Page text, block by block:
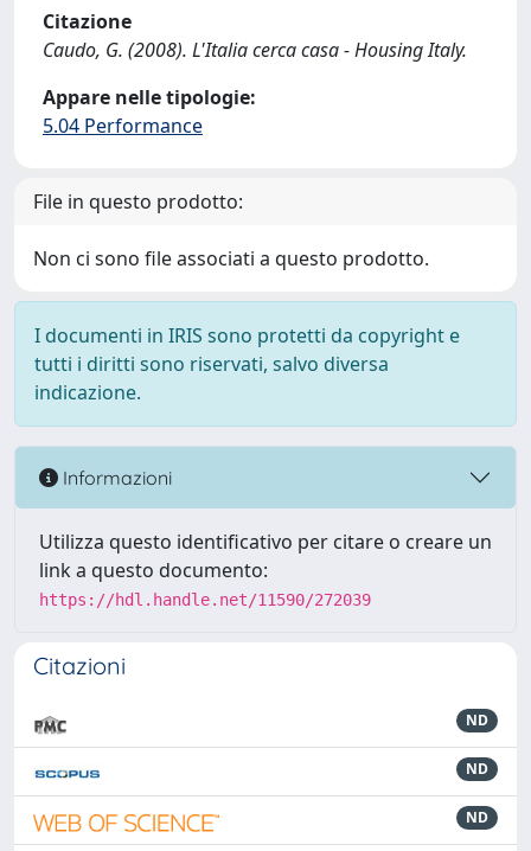
Citazione
Caudo, G. (2008). L'Italia cerca casa - Housing Italy.
Appare nelle tipologie:
5.04 Performance
File in questo prodotto:
Non ci sono file associati a questo prodotto.
I documenti in IRIS sono protetti da copyright e
tutti i diritti sono riservati, salvo diversa
indicazione.
Informazioni
Utilizza questo identificativo per citare o creare un
link a questo documento:
https://hdl.handle.net/11590/272039
Citazioni
ND
ND
ND